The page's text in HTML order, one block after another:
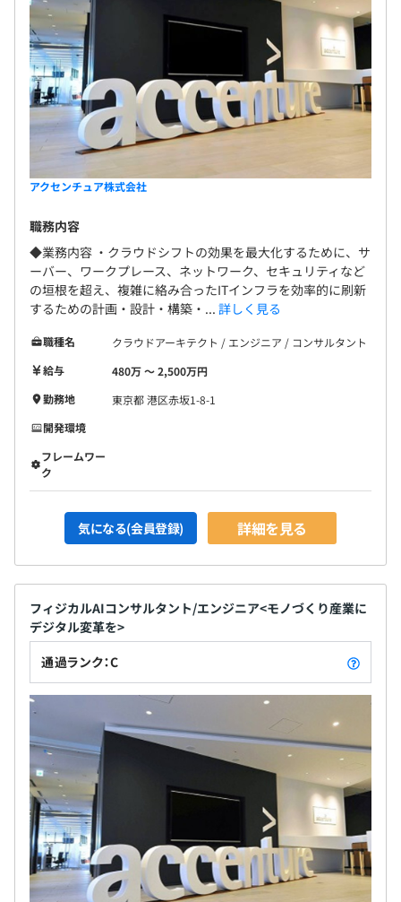
アクセンチュア株式会社
職務内容
◆業務内容 ・クラウドシフトの効果を最大化するために、サ
ーバー、ワークプレース、ネットワーク、セキュリティなど
の垣根を超え、複雑に絡み合ったITインフラを効率的に刷新
するための計画・設計・構築・... 詳しく見る
職種名
クラウドアーキテクト / エンジニア / コンサルタント
給与
480万 〜 2,500万円
勤務地
東京都 港区赤坂1-8-1
開発環境
フレームワー
ク
気になる(会員登録) 詳細を見る
フィジカルAIコンサルタント/エンジニア<モノづくり産業に
デジタル変革を>
通過ランク：C